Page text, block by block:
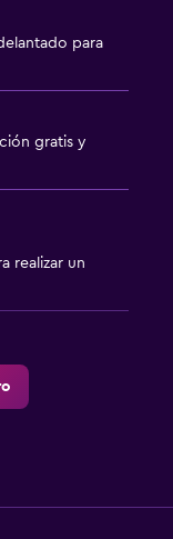
para
gratis y
realizar un